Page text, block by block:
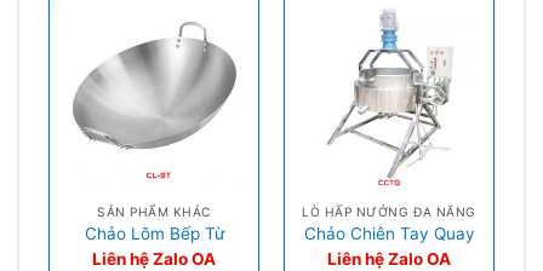
SẢN PHẨM KHÁC
Chảo Lõm Bếp Từ
Liên hệ Zalo OA
LÒ HẤP NƯỚNG ĐA NĂNG
Chảo Chiên Tay Quay
Liên hệ Zalo OA